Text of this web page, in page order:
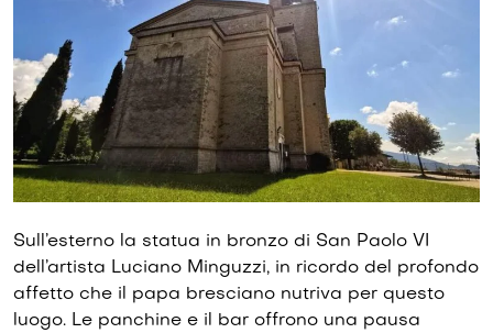
Sull’esterno la statua in bronzo di San Paolo VI
dell’artista Luciano Minguzzi, in ricordo del profondo
affetto che il papa bresciano nutriva per questo
luogo. Le panchine e il bar offrono una pausa